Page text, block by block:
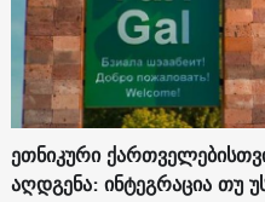
ეთნიკური
აღდგენა: ინტეგრაცია თუ